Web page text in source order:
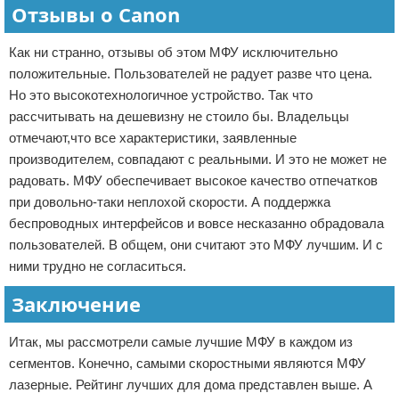
Отзывы о Canon
Как ни странно, отзывы об этом МФУ исключительно
положительные. Пользователей не радует разве что цена.
Но это высокотехнологичное устройство. Так что
рассчитывать на дешевизну не стоило бы. Владельцы
отмечают,что все характеристики, заявленные
производителем, совпадают с реальными. И это не может не
радовать. МФУ обеспечивает высокое качество отпечатков
при довольно-таки неплохой скорости. А поддержка
беспроводных интерфейсов и вовсе несказанно обрадовала
пользователей. В общем, они считают это МФУ лучшим. И с
ними трудно не согласиться.
Заключение
Итак, мы рассмотрели самые лучшие МФУ в каждом из
сегментов. Конечно, самыми скоростными являются МФУ
лазерные. Рейтинг лучших для дома представлен выше. А